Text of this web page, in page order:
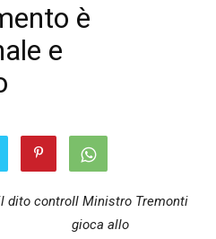
è
e
Il Ministro Tremonti
gioca allo